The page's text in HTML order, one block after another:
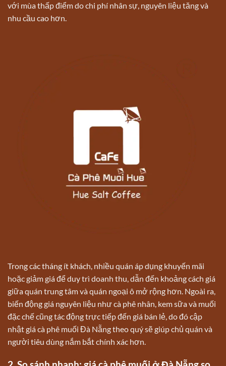
với mùa thấp điểm do chi phí nhân sự, nguyên liệu tăng và
nhu cầu cao hơn.
Trong các tháng ít khách, nhiều quán áp dụng khuyến mãi
hoặc giảm giá để duy trì doanh thu, dẫn đến khoảng cách giá
giữa quán trung tâm và quán ngoại ô mở rộng hơn. Ngoài ra,
biến động giá nguyên liệu như cà phê nhân, kem sữa và muối
đặc chế cũng tác động trực tiếp đến giá bán lẻ, do đó cập
nhật giá cà phê muối Đà Nẵng theo quý sẽ giúp chủ quán và
người tiêu dùng nắm bắt chính xác hơn.